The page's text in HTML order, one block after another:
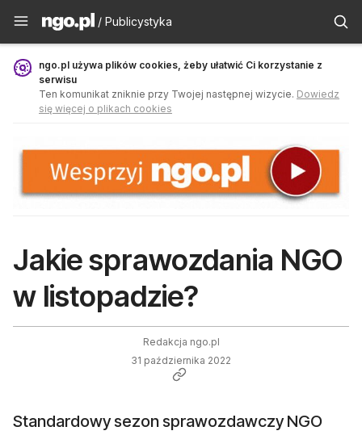
Publicystyka - ngo.pl
/ Publicystyka
ngo.pl używa plików cookies, żeby ułatwić Ci korzystanie z
serwisu
Ten komunikat zniknie przy Twojej następnej wizycie. Dowiedz
się więcej o plikach cookies
Jakie sprawozdania NGO
w listopadzie?
Redakcja ngo.pl
31 października 2022
Standardowy sezon sprawozdawczy NGO